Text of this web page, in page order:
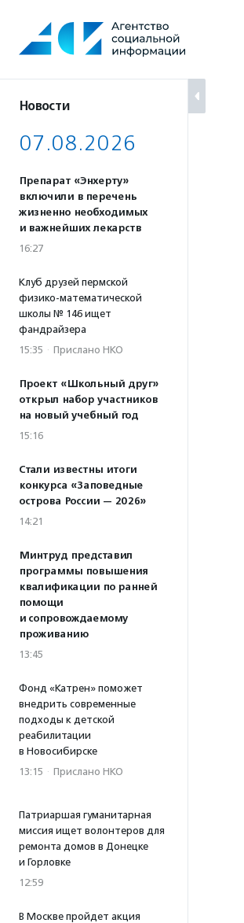
содержанию
Новости
07.08.2026
Препарат «Энхерту»
включили в перечень
жизненно необходимых
и важнейших лекарств
16:27
Клуб друзей пермской
физико-математической
школы № 146 ищет
фандрайзера
15:35 · Прислано НКО
Проект «Школьный друг»
открыл набор участников
на новый учебный год
15:16
Стали известны итоги
конкурса «Заповедные
острова России — 2026»
14:21
Минтруд представил
программы повышения
квалификации по ранней
помощи
и сопровождаемому
проживанию
13:45
Фонд «Катрен» поможет
внедрить современные
подходы к детской
реабилитации
в Новосибирске
13:15 · Прислано НКО
Патриаршая гуманитарная
миссия ищет волонтеров для
ремонта домов в Донецке
и Горловке
12:59
В Москве пройдет акция